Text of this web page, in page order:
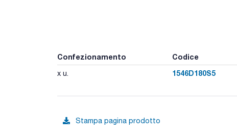
Confezionamento Codice
x u. 1546D180S5
Stampa pagina prodotto